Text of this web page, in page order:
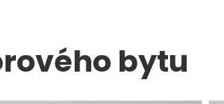
bytu